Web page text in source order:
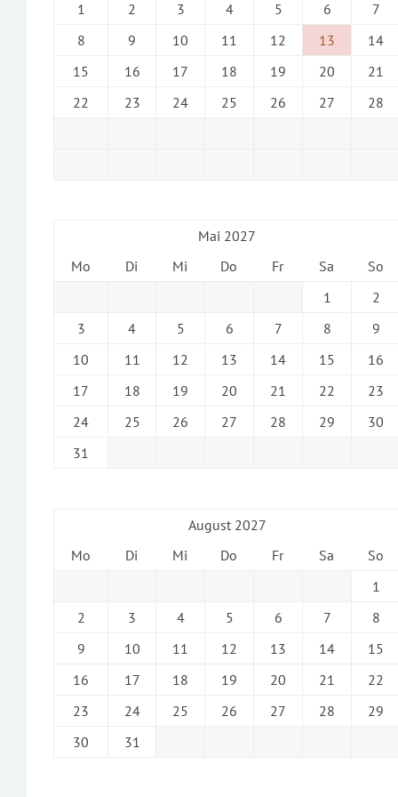
1 2 3 4 5 6
7
8
9 10 11 12 13
14
15
16 17 18 19 20
21
22
23 24 25 26 27 28
Mai 2027
Mo
Di Mi Do Fr Sa
So
1
2
3
4 5 6 7 8
9
10
11 12 13 14 15
16
17
18 19 20 21 22
23
24
25 26 27 28 29
30
31
August 2027
Mo
Di Mi Do Fr Sa
So
1
2
3 4 5 6 7
8
9
10 11 12 13 14
15
16
17 18 19 20 21
22
23
24 25 26 27 28
29
30
31